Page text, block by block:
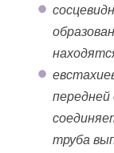
передней
труба